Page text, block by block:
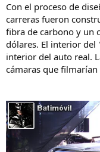
Con el proceso de
carreras fueron
fibra de carbono y un
dólares. El interior del
interior del auto real.
cámaras que